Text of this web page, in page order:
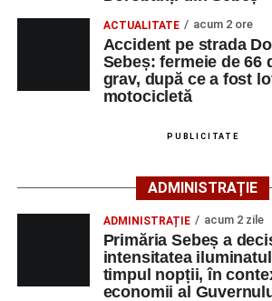
motocicletă
4–6 septembrie 2026: Prima
Fest, la Cetatea Greavilor din
primului ajutor medical și asigurarea
Polițiștii s-au deplasat la fața locului
cercetărilor și stabilirea împrejurărilor
produs accidentul. De asemenea,
66 ani, va fi transportată la UPU
Adaugă-ne ca sursă
ACTUALITATE acum 2 ore
Accident pe strada
Sebeș: fermeie de 66
grav, după ce a fost
motocicletă
PUBLICITATE
ADMINISTRAȚIE
ADMINISTRAȚIE acum 2 zile
Primăria Sebeș a
intensitatea
timpul nopții, în
economii al